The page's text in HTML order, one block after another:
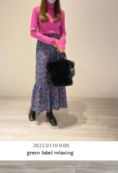
2022.01.10 0:00
green label relaxing